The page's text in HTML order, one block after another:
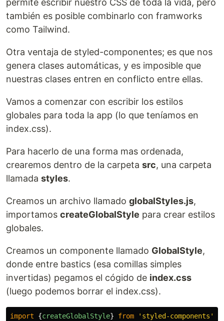
permite escribir nuestro CSS de toda la vida, pero
también es posible combinarlo con framworks
como Tailwind.
Otra ventaja de styled-componentes; es que nos
genera clases automáticas, y es imposible que
nuestras clases entren en conflicto entre ellas.
Vamos a comenzar con escribir los estilos
globales para toda la app (lo que teníamos en
index.css).
Para hacerlo de una forma mas ordenada,
crearemos dentro de la carpeta src, una carpeta
llamada styles.
Creamos un archivo llamado globalStyles.js,
importamos createGlobalStyle para crear estilos
globales.
Creamos un componente llamado GlobalStyle,
donde entre bastics (esa comillas simples
invertidas) pegamos el cógido de index.css
(luego podemos borrar el index.css).
import {createGlobalStyle} from ' styled-components '